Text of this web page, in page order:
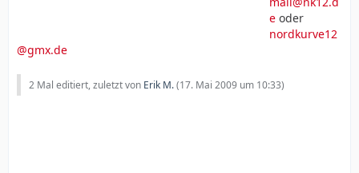
e oder
nordkurve12
@gmx.de
2 Mal editiert, zuletzt von Erik M.(17. Mai 2009 um 10:33)